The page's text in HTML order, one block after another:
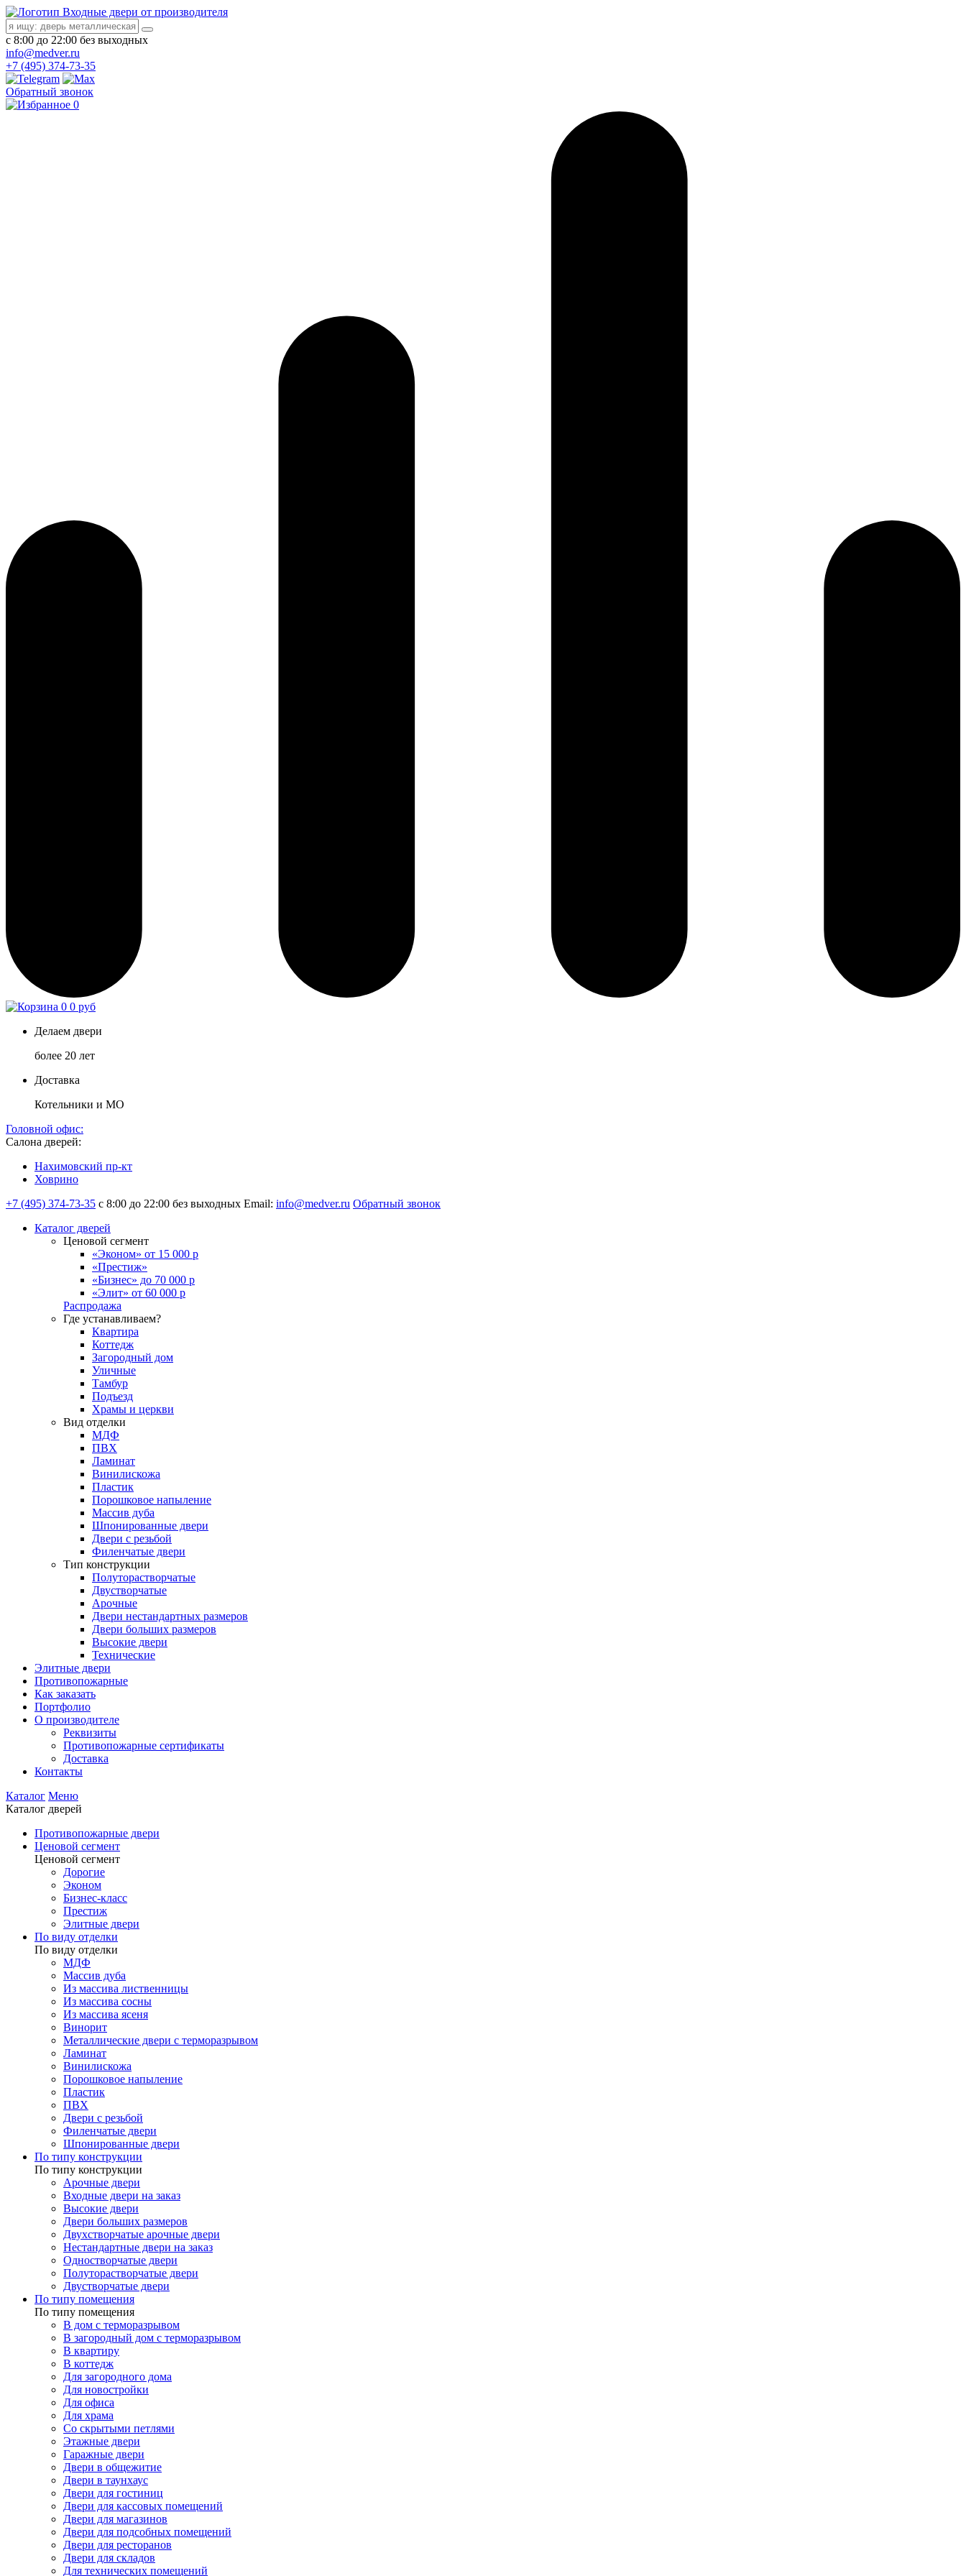
Входные двери от производителя
с 8:00 до 22:00 без выходных
info@medver.ru
+7 (495) 374-73-35
Обратный звонок
0
0 0 руб
Делаем двери
более 20 лет
Доставка
Котельники и МО
Головной офис:
Салона дверей:
Нахимовский пр-кт
Ховрино
+7 (495) 374-73-35 с 8:00 до 22:00 без выходных Email: info@medver.ru Обратный звонок
Каталог дверей
Ценовой сегмент
«Эконом» от 15 000 р
«Престиж»
«Бизнес» до 70 000 р
«Элит» от 60 000 р
Распродажа
Где устанавливаем?
Квартира
Коттедж
Загородный дом
Уличные
Тамбур
Подъезд
Храмы и церкви
Вид отделки
МДФ
ПВХ
Ламинат
Винилискожа
Пластик
Порошковое напыление
Массив дуба
Шпонированные двери
Двери с резьбой
Филенчатые двери
Тип конструкции
Полуторастворчатые
Двустворчатые
Арочные
Двери нестандартных размеров
Двери больших размеров
Высокие двери
Технические
Элитные двери
Противопожарные
Как заказать
Портфолио
О производителе
Реквизиты
Противопожарные сертификаты
Доставка
Контакты
Каталог Меню
Каталог дверей
Противопожарные двери
Ценовой сегмент
Ценовой сегмент
Дорогие
Эконом
Бизнес-класс
Престиж
Элитные двери
По виду отделки
По виду отделки
МДФ
Массив дуба
Из массива лиственницы
Из массива сосны
Из массива ясеня
Винорит
Металлические двери с терморазрывом
Ламинат
Винилискожа
Порошковое напыление
Пластик
ПВХ
Двери с резьбой
Филенчатые двери
Шпонированные двери
По типу конструкции
По типу конструкции
Арочные двери
Входные двери на заказ
Высокие двери
Двери больших размеров
Двухстворчатые арочные двери
Нестандартные двери на заказ
Одностворчатые двери
Полуторастворчатые двери
Двустворчатые двери
По типу помещения
По типу помещения
В дом с терморазрывом
В загородный дом с терморазрывом
В квартиру
В коттедж
Для загородного дома
Для новостройки
Для офиса
Для храма
Со скрытыми петлями
Этажные двери
Гаражные двери
Двери в общежитие
Двери в таунхаус
Двери для гостиниц
Двери для кассовых помещений
Двери для магазинов
Двери для подсобных помещений
Двери для ресторанов
Двери для складов
Для технических помещений